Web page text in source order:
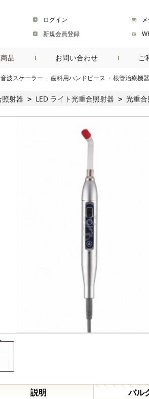
ログイン
新規会員登録
品 お問い合わせ ご
波スケーラー · 歯科用ハンドピース · 根管治療機器
照射器 > LED ライト光重合照射器 > 光重合
説明 バル